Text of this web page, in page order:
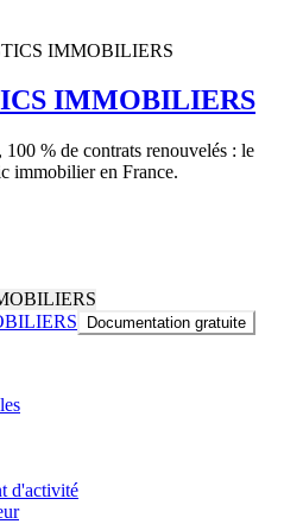
IMMOBILIERS
IMMOBILIERS
% de contrats renouvelés : le
immobilier en France.
Documentation gratuite
d'activité